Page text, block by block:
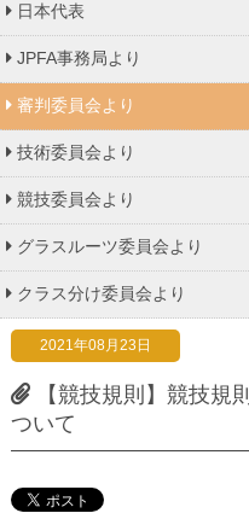
日本代表
JPFA事務局より
審判委員会より
技術委員会より
競技委員会より
グラスルーツ委員会より
クラス分け委員会より
2021年08月23日
【競技規則】競技規
ついて